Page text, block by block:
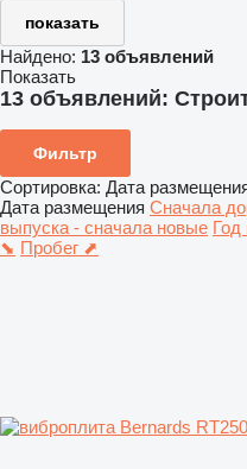
показать
Найдено: 13 объявлений
Показать
13 объявлений:
Фильтр
Сортировка: Дата
Дата размещения Сначала
выпуска - сначала новые Год
⬊ Пробег ⬈